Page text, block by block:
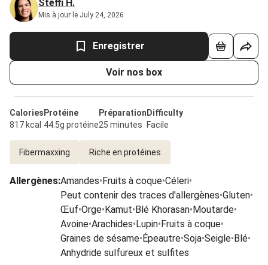
Steffi H.
Mis à jour le July 24, 2026
Enregistrer
Voir nos box
Calories
817 kcal
Protéine
44.5g protéine
Préparation
25 minutes
Difficulty
Facile
Fibermaxxing Riche en protéines
Allergènes:Amandes•Fruits à coque•Céleri•
Peut contenir des traces d'allergènes•Gluten•
Œuf•Orge•Kamut•Blé Khorasan•Moutarde•
Avoine•Arachides•Lupin•Fruits à coque•
Graines de sésame•Épeautre•Soja•Seigle•Blé•
Anhydride sulfureux et sulfites